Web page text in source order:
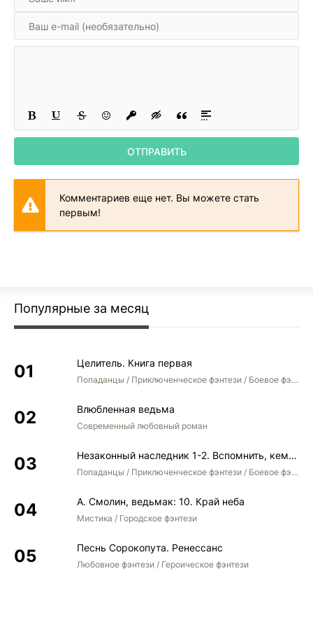
0023-cikl-neizbezhnosti-glava-0023
0026-cikl-neizbezhnosti-glava-0026
0027-cikl-neizbezhnosti-glava-0027
0028-cikl-neizbezhnosti-glava-0028
0029-cikl-neizbezhnosti-glava-0029
0030-cikl-neizbezhnosti-glava-0030
0035-cikl-neizbezhnosti-glava-0035
0037-cikl-neizbezhnosti-glava-0037
0038-cikl-neizbezhnosti-glava-0038
0039-cikl-neizbezhnosti-glava-0039
0040-cikl-neizbezhnosti-glava-0040
0041-cikl-neizbezhnosti-glava-0041
0042-cikl-neizbezhnosti-glava-0042
0043-cikl-neizbezhnosti-glava-0043
0044-cikl-neizbezhnosti-glava-0044
0045-cikl-neizbezhnosti-glava-0045
0046-cikl-neizbezhnosti-glava-0046
ОТПРАВИТЬ
Комментариев еще нет. Вы можете стать
первым!
Популярные за месяц
Целитель. Книга первая
Попаданцы / Приключенческое фэнтези / Боевое фэнтези
Влюбленная ведьма
Современный любовный роман
Незаконный наследник 1-2. Вспомнить, кем был. Стать собой. Остаться собой
Попаданцы / Приключенческое фэнтези / Боевое фэнтези / Юмористическое фэнтези
А. Смолин, ведьмак: 10. Край неба
Мистика / Городское фэнтези
Песнь Сорокопута. Ренессанс
Любовное фэнтези / Героическое фэнтези